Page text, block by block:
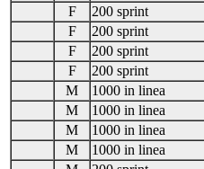
F
200 sprint
F
200 sprint
F
200 sprint
F
200 sprint
M
1000 in linea
M
1000 in linea
M
1000 in linea
M
1000 in linea